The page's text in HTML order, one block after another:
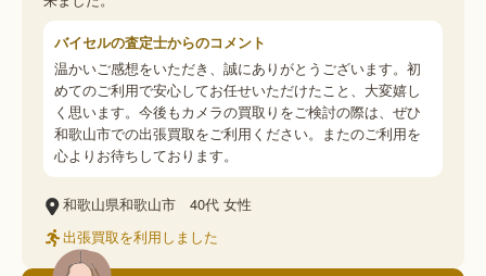
バイセルの査定士からのコメント
温かいご感想をいただき、誠にありがとうございます。初
めてのご利用で安心してお任せいただけたこと、大変嬉し
く思います。今後もカメラの買取りをご検討の際は、ぜひ
和歌山市での出張買取をご利用ください。またのご利用を
心よりお待ちしております。
和歌山県和歌山市 40代 女性
出張買取を利用しました